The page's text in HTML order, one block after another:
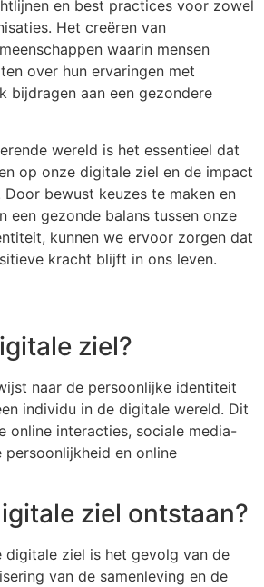
en best practices voor zowel
Het creëren van
waarin mensen
over hun ervaringen met
bijdragen aan een gezondere
wereld is het essentieel dat
op onze digitale ziel en de impact
bewust keuzes te maken en
een gezonde balans tussen onze
kunnen we ervoor zorgen dat
kracht blijft in ons leven.
ziel?
naar de persoonlijke identiteit
individu in de digitale wereld. Dit
online interacties, sociale media-
en online
ziel ontstaan?
digitale ziel is het gevolg van de
van de samenleving en de